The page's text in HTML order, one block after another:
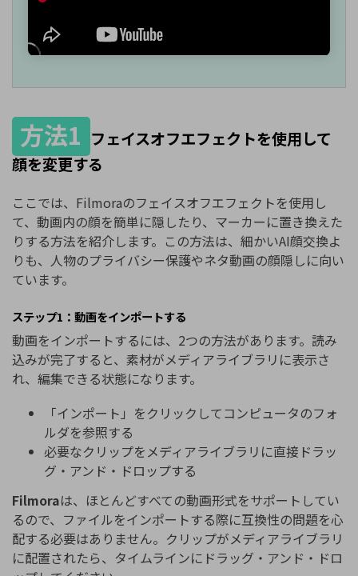
方法1 フェイスオフエフェクトを使用して
顔を変更する
ここでは、Filmoraのフェイスオフエフェクトを使用し
て、動画内の顔を簡単に隠したり、マーカーに置き換えた
りする方法を紹介します。この方法は、細かいAI顔交換よ
りも、人物のプライバシー保護やネタ動画の顔隠しに向い
ています。
ステップ1：動画をインポートする
動画をインポートするには、2つの方法があります。読み
込みが完了すると、素材がメディアライブラリに表示さ
れ、編集できる状態になります。
「インポート」をクリックしてコンピュータのフォ
ルダを参照する
必要なクリップをメディアライブラリに直接ドラッ
グ・アンド・ドロップする
Filmoraは、ほとんどすべての動画形式をサポートしてい
るので、ファイルをインポートする際に互換性の問題を心
配する必要はありません。クリップがメディアライブラリ
に配置されたら、タイムラインにドラッグ・アンド・ドロ